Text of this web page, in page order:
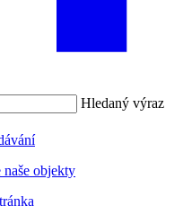
Hledaný výraz
objekty